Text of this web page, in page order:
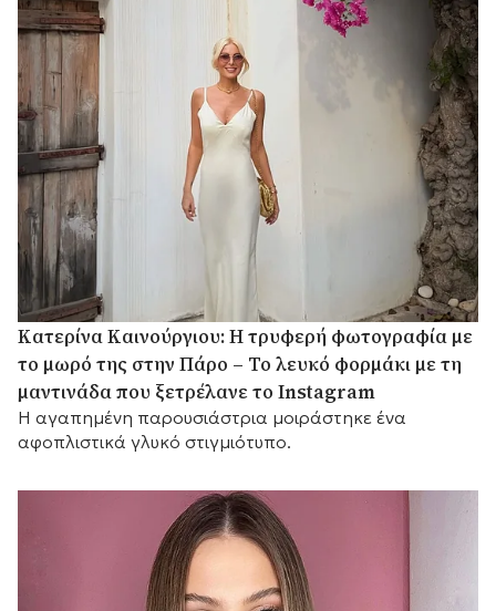
Κατερίνα Καινούργιου: Η τρυφερή φωτογραφία με
το μωρό της στην Πάρο – Το λευκό φορμάκι με τη
μαντινάδα που ξετρέλανε το Instagram
Η αγαπημένη παρουσιάστρια μοιράστηκε ένα
αφοπλιστικά γλυκό στιγμιότυπο.